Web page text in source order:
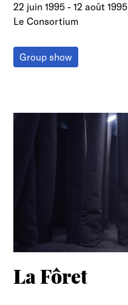
22 juin 1995 -12 août 1995
Le Consortium
Group show
La Fôret